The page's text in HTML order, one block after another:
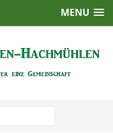
MENU